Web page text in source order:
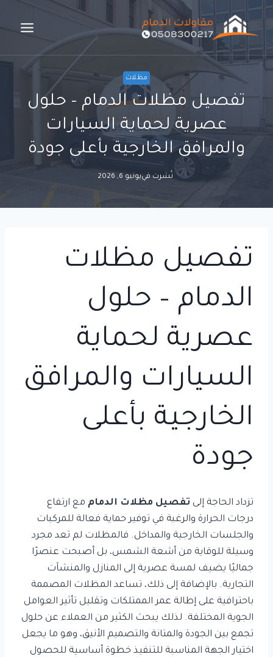
التجاوز
مظلات
تفصيل مظلات الدمام – حلول
عصرية لحماية السيارات
والمرافق الخارجية بأعلى جودة
نُشرت فييونيو 6, 2026
تفصيل مظلات
الدمام – حلول
عصرية لحماية
السيارات والمرافق
الخارجية بأعلى
جودة
تزداد الحاجة إلى تفصيل مظلات الدمام مع ارتفاع
درجات الحرارة والرغبة في توفير حماية فعالة للمركبات
والجلسات الخارجية والمداخل. فالمظلات لم تعد مجرد
وسيلة للوقاية من أشعة الشمس، بل أصبحت عنصرًا
جماليًا يضيف لمسة عصرية إلى المنازل والمنشآت
التجارية. بالإضافة إلى ذلك، تساعد المظلات المصممة
باحترافية على إطالة عمر الممتلكات وتقليل تأثير العوامل
الجوية المختلفة. لذلك يبحث الكثير من العملاء عن حلول
تجمع بين الجودة والمتانة والتصميم الأنيق، وهو ما يجعل
اختيار الجهة المناسبة للتنفيذ خطوة أساسية للحصول